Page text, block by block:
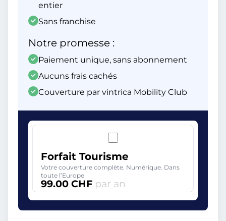
entier
Sans franchise
Notre promesse :
Paiement unique, sans abonnement
Aucuns frais cachés
Couverture par vintrica Mobility Club
Forfait Tourisme
Votre couverture complète. Numérique. Dans
toute l’Europe
99.00 CHF par an